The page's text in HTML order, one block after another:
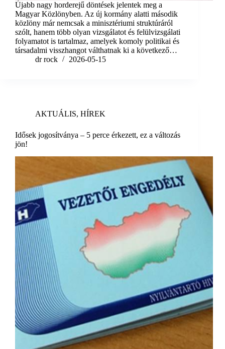
Újabb nagy horderejű döntések jelentek meg a
Magyar Közlönyben. Az új kormány alatti második
közlöny már nemcsak a minisztériumi struktúráról
szólt, hanem több olyan vizsgálatot és felülvizsgálati
folyamatot is tartalmaz, amelyek komoly politikai és
társadalmi visszhangot válthatnak ki a következő…
dr rock
2026-05-15
AKTUÁLIS, HÍREK
Idősek jogosítványa – 5 perce érkezett, ez a változás
jön!